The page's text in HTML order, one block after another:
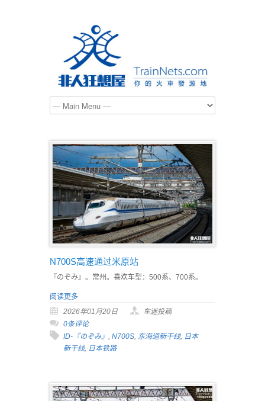
N700S高速通过米原站
『のぞみ』。常州。喜欢车型：500系、700系。
阅读更多
2026年01月20日
车迷投稿
0条评论
ID-『のぞみ』 , N700S, 东海道新干线, 日本
新干线, 日本铁路